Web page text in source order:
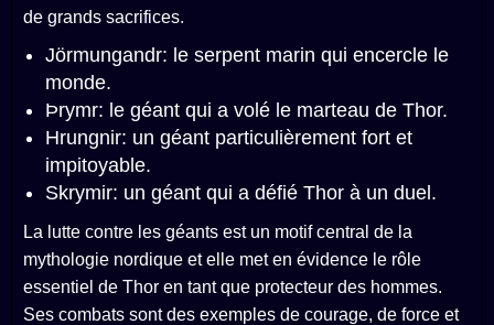
de grands sacrifices.
Jörmungandr: le serpent marin qui encercle le
monde.
Þrymr: le géant qui a volé le marteau de Thor.
Hrungnir: un géant particulièrement fort et
impitoyable.
Skrymir: un géant qui a défié Thor à un duel.
La lutte contre les géants est un motif central de la
mythologie nordique et elle met en évidence le rôle
essentiel de Thor en tant que protecteur des hommes.
Ses combats sont des exemples de courage, de force et